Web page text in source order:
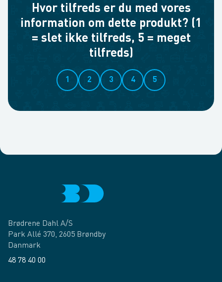
Hvor tilfreds er du med vores
information om dette produkt? (1
= slet ikke tilfreds, 5 = meget
tilfreds)
1 2 3 4 5
Brødrene Dahl A/S
Park Allé 370, 2605 Brøndby
Danmark
48 78 40 00